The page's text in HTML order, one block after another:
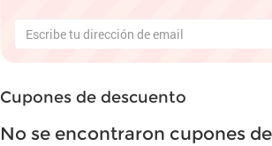
Cupones de descuento
No se encontraron cupones